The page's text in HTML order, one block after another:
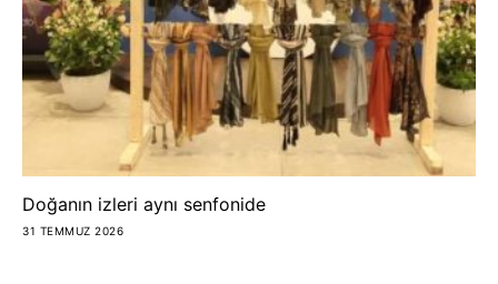
Doğanın izleri aynı senfonide
31 TEMMUZ 2026